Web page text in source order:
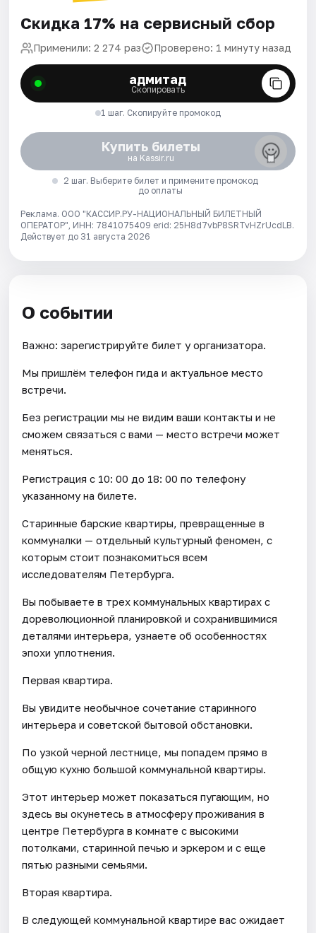
Скидка 17% на сервисный сбор
Применили: 2 274 раз Проверено: 1 минуту назад
адмитад
Скопировать
1 шаг. Скопируйте промокод
Купить билеты
на Kassir.ru
2 шаг. Выберите билет и примените промокод
до оплаты
Реклама. ООО "КАССИР.РУ-НАЦИОНАЛЬНЫЙ БИЛЕТНЫЙ
ОПЕРАТОР", ИНН: 7841075409 erid: 25H8d7vbP8SRTvHZrUcdLB.
Действует до 31 августа 2026
О событии
Важно: зарегистрируйте билет у организатора.
Мы пришлём телефон гида и актуальное место
встречи.
Без регистрации мы не видим ваши контакты и не
сможем связаться с вами — место встречи может
меняться.
Регистрация с 10: 00 до 18: 00 по телефону
указанному на билете.
Старинные барские квартиры, превращенные в
коммуналки — отдельный культурный феномен, с
которым стоит познакомиться всем
исследователям Петербурга.
Вы побываете в трех коммунальных квартирах с
дореволюционной планировкой и сохранившимися
деталями интерьера, узнаете об особенностях
эпохи уплотнения.
Первая квартира.
Вы увидите необычное сочетание старинного
интерьера и советской бытовой обстановки.
По узкой черной лестнице, мы попадем прямо в
общую кухню большой коммунальной квартиры.
Этот интерьер может показаться пугающим, но
здесь вы окунетесь в атмосферу проживания в
центре Петербурга в комнате с высокими
потолками, старинной печью и эркером и с еще
пятью разными семьями.
Вторая квартира.
В следующей коммунальной квартире вас ожидает